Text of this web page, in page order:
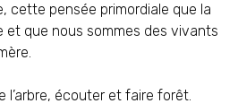
cette pensée primordiale que la
que nous sommes des vivants
l’arbre, écouter et faire forêt.